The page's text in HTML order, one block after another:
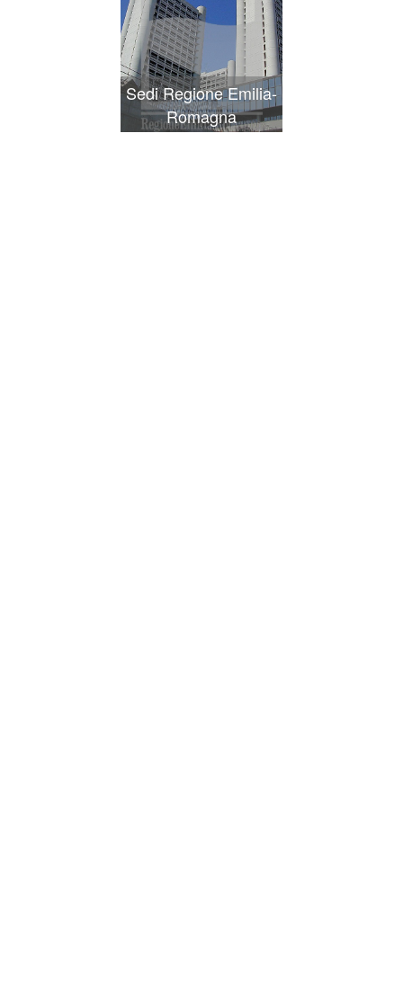
Sedi Regione Emilia-
Romagna